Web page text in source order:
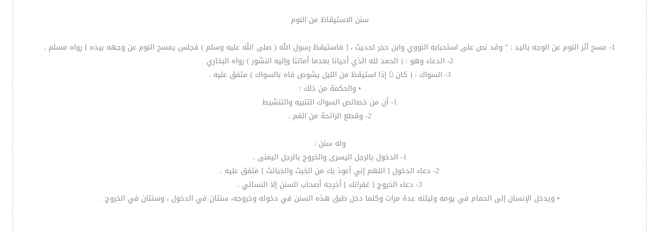
سنن الاستيقاظ من النوم
1- مسح أثر النوم عن الوجه باليد : " وقد نص على استحبابه النووي وابن حجر لحديث ، [ فاستيقظ رسول الله ( صلى الله عليه وسلم ) فجلس يمسح النوم عن وجهه بيده ] رواه مسلم .
2- الدعاء وهو : ( الحمد لله الذي أحيانا بعدما أماتنا وإليه النشور ) رواه البخاري
3- السواك : ( كان  إذا استيقظ من الليل يشوص فاه بالسواك ) متفق عليه .
• والحكمة من ذلك :
1- أن من خصائص السواك التنبيه والتنشيط
2- وقطع الرائحة من الفم .
وله سنن :
1- الدخول بالرجل اليسرى والخروج بالرجل اليمنى .
2- دعاء الدخول [ اللهم إني أعوذ بك من الخبث والخبائث ] متفق عليه .
3- دعاء الخروج [ غفرانك ] أخرجه أصحاب السنن إلا النسائي .
• ويدخل الإنسان إلى الحمام في يومه وليلته عدة مرات وكلما دخل طبق هذه السنن في دخوله وخروجه، سنتان في الدخول ، وسنتان في الخروج .